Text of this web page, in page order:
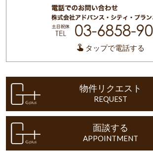
タップで電話する
物件リクエスト
REQUEST
面談する
APPOINTMENT